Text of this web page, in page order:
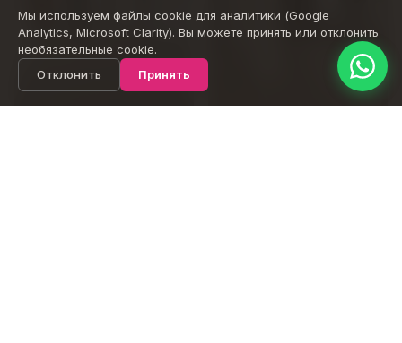
Мы используем файлы cookie для аналитики (Google
Analytics, Microsoft Clarity). Вы можете принять или отклонить
необязательные cookie.
Отклонить
Принять
Отправить